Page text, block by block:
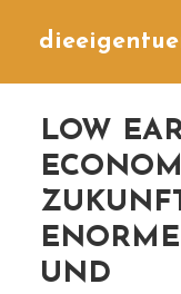
LOW
UND